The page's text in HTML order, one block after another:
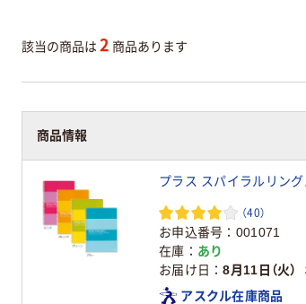
該当の商品は 2 商品あります
商品情報
プラス スパイラルリン
（40）
お申込番号
001071
在庫
あり
お届け日
8月11日（火）
アスクル在庫商品